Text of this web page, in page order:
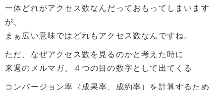
一体どれがアクセス数なんだっておもってしまいます
が、
まぁ広い意味ではどれもアクセス数なんですね。
ただ、なぜアクセス数を見るのかと考えた時に
来週のメルマガ、４つの目の数字として出てくる
コンバージョン率（成果率、成約率）を計算するため